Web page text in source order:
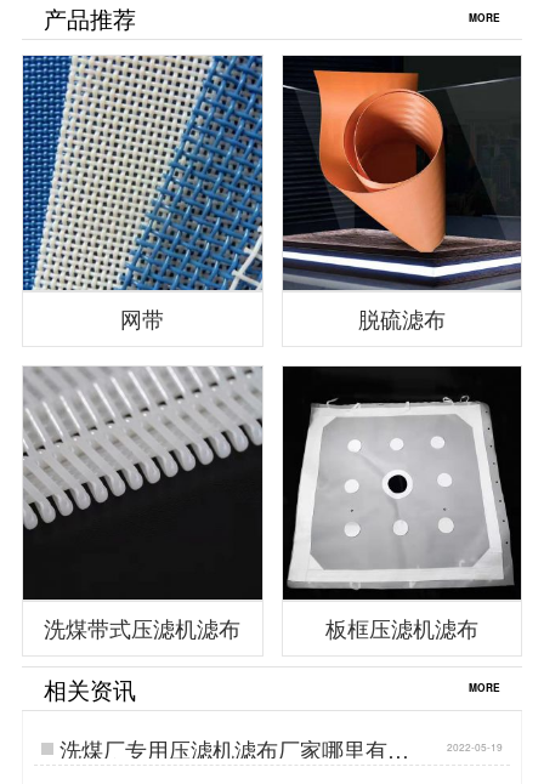
产品推荐 MORE
网带 脱硫滤布
洗煤带式压滤机滤布 板框压滤机滤布
相关资讯 MORE
洗煤厂专用压滤机滤布厂家哪里有-
高强度耐磨损{丹娜鸶过滤}…
2022-05-19